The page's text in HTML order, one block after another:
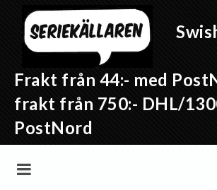
Frakt från 44:- med
frakt från 750:- DHL/
PostNord